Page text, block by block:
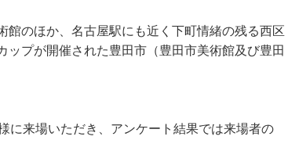
のほか、名古屋駅にも近く下町情緒の残る西区
プが開催された豊田市（豊田市美術館及び豊田
に来場いただき、アンケート結果では来場者の